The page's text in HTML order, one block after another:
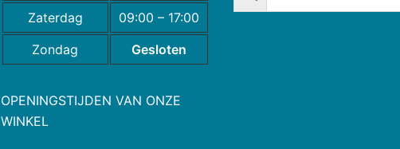
Zaterdag
09:00 – 17:00
Zondag
Gesloten
OPENINGSTIJDEN VAN ONZE
WINKEL